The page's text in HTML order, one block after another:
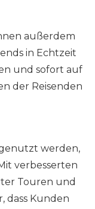
außerdem
in Echtzeit
und sofort auf
der Reisenden
werden,
verbesserten
Touren und
dass Kunden